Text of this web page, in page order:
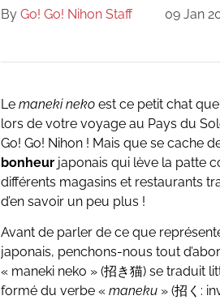
By Go! Go! Nihon Staff 09 Jan
Lemaneki neko est ce petit chat
lors de votre voyage au Pays du
Go! Go! Nihon ! Mais que se cache
bonheur japonais qui lève la patte
différents magasins et restaurants
d’en savoir un peu plus !
Avant de parler de ce que
japonais, penchons-nous tout
« maneki neko » (招き猫) se traduit
formé du verbe «maneku » (招く: